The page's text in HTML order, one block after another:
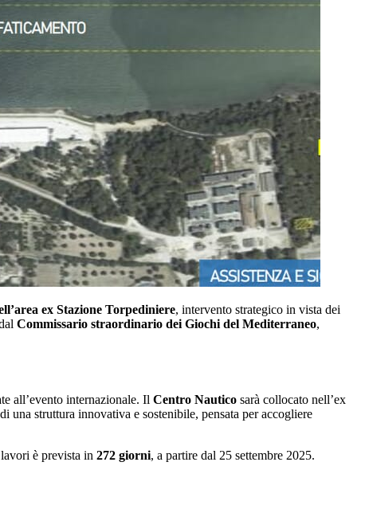
ex Stazione Torpediniere, intervento strategico in vista dei
Commissario straordinario dei Giochi del Mediterraneo,
all’evento internazionale. Il Centro Nautico sarà collocato nell’ex
una struttura innovativa e sostenibile, pensata per accogliere
è prevista in 272 giorni, a partire dal 25 settembre 2025.